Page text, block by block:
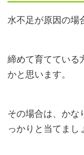
水不足が原因の場
締めて育てている
かと思います。
その場合は、かな
っかりと当てまし